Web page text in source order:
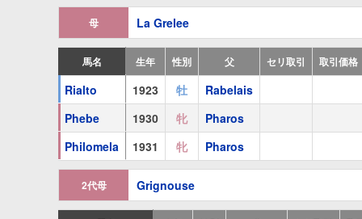
祖母 Grignouse (牝1910 鹿毛Kilglass)
Grand Guignol (牡1920 鹿毛Rabelais)
母 La Grelee
馬名 生年 性別 父 セリ取引 取引価格
Rialto 1923 牡
Rabelais
Phebe
1930 牝
Pharos
Philomela
1931 牝 Pharos
2代母 Grignouse